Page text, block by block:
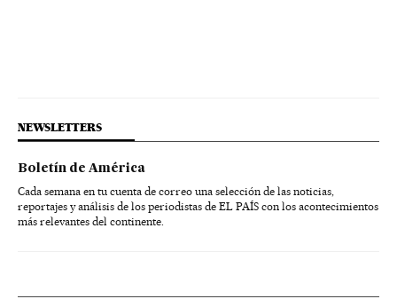
NEWSLETTERS
Boletín de América
Cada semana en tu cuenta de correo una selección de las noticias,
reportajes y análisis de los periodistas de EL PAÍS con los acontecimientos
más relevantes del continente.